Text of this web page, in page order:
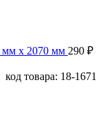
мм х 2070 мм 290 ₽
код товара: 18-1671